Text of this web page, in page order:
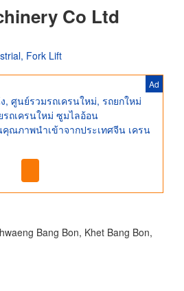
Co Ltd
Fork Lift
Ad
, ศูนย์รวมรถเครนใหม่, รถยกใหม่
ถเครนใหม่ ซูมไลอ้อน
คุณภาพนำเข้าจากประเทศจีน เครน
Bang Bon, Khet Bang Bon,